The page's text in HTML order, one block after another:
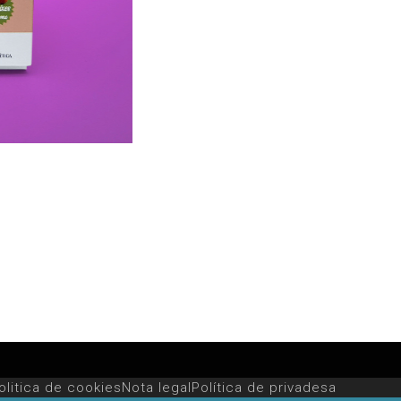
de cookiesNota legalPolítica de privadesa